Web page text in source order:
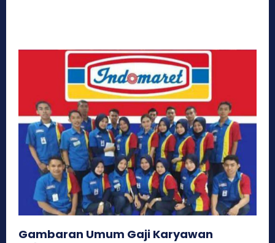
Gambaran Umum Gaji Karyawan